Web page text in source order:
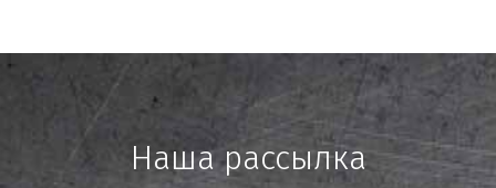
Наша рассылка